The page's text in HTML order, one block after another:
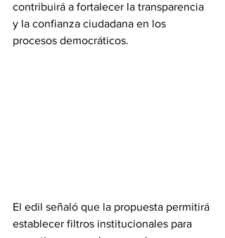
contribuirá a fortalecer la transparencia
y la confianza ciudadana en los
procesos democráticos.
El edil señaló que la propuesta permitirá
establecer filtros institucionales para